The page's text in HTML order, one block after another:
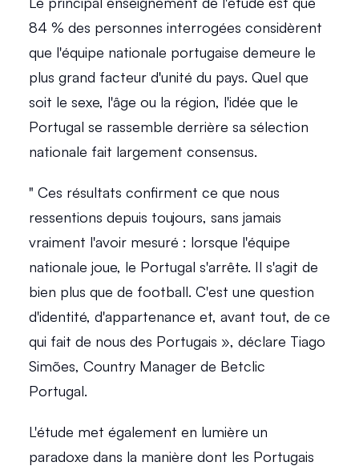
84 % des personnes interrogées considèrent
que l'équipe nationale portugaise demeure le
plus grand facteur d'unité du pays. Quel que
soit le sexe, l'âge ou la région, l'idée que le
Portugal se rassemble derrière sa sélection
nationale fait largement consensus.
" Ces résultats confirment ce que nous
ressentions depuis toujours, sans jamais
vraiment l'avoir mesuré : lorsque l'équipe
nationale joue, le Portugal s'arrête. Il s'agit de
bien plus que de football. C'est une question
d'identité, d'appartenance et, avant tout, de ce
qui fait de nous des Portugais », déclare Tiago
Simões, Country Manager de Betclic
Portugal.
L'étude met également en lumière un
paradoxe dans la manière dont les Portugais